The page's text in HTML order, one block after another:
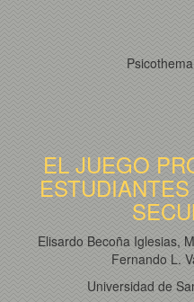
EL JUEGO
Elisardo Becoña Iglesias,
Fernando L.
Universidad de